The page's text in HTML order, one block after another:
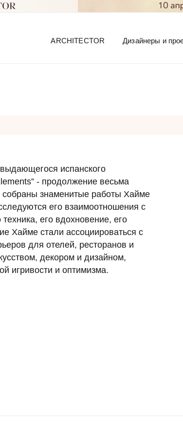
ARCHITECTOR Дизайнеры и
испанского
- продолжение весьма
собраны знаменитые работы Хайме
его взаимоотношения с
его вдохновение, его
Хайме стали ассоциироваться с
для отелей, ресторанов и
декором и дизайном,
игривости и оптимизма.